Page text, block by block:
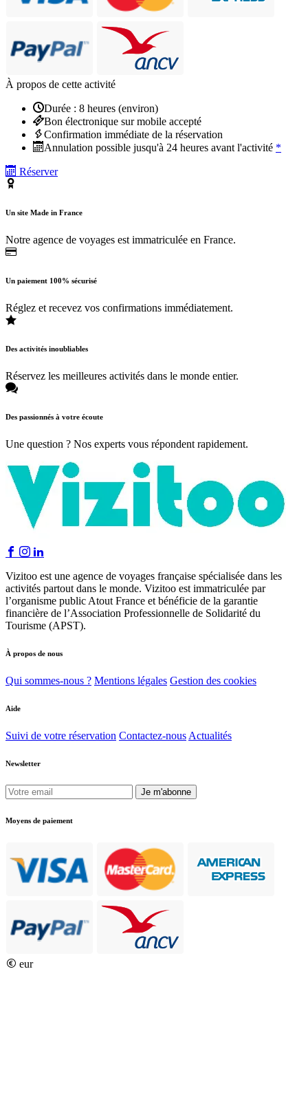
À propos de cette activité
Durée : 8 heures (environ)
Bon électronique sur mobile accepté
Confirmation immédiate de la réservation
Annulation possible jusqu'à 24 heures avant l'activité *
Réserver
Un site Made in France
Notre agence de voyages est immatriculée en France.
Un paiement 100% sécurisé
Réglez et recevez vos confirmations immédiatement.
Des activités inoubliables
Réservez les meilleures activités dans le monde entier.
Des passionnés à votre écoute
Une question ? Nos experts vous répondent rapidement.
Vizitoo est une agence de voyages française spécialisée dans les
activités partout dans le monde. Vizitoo est immatriculée par
l’organisme public Atout France et bénéficie de la garantie
financière de l’Association Professionnelle de Solidarité du
Tourisme (APST).
À propos de nous
Qui sommes-nous ? Mentions légales Gestion des cookies
Aide
Suivi de votre réservation Contactez-nous Actualités
Newsletter
Je m'abonne
Moyens de paiement
eur